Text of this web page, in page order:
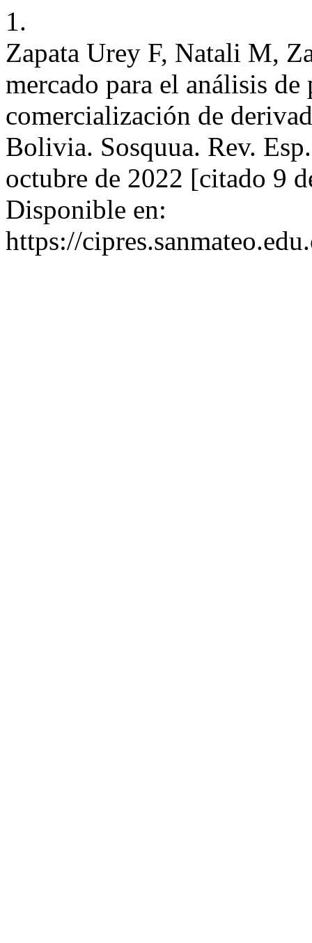
1.
Zapata Urey F, Natali M,
mercado para el análisis
comercialización de
Bolivia. Sosquua. Rev.
octubre de 2022 [citado 9
Disponible en:
https://